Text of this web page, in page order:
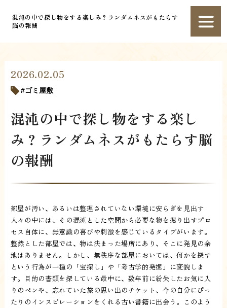
混沌の中で探し物をする楽しみ？ランダムネスがもたらす
脳の報酬
2026.02.05
ゴミ屋敷
混沌の中で探し物をする楽し
み？ランダムネスがもたらす脳
の報酬
部屋が汚い、あるいは整理されていない環境に安らぎを見出す
人々の中には、その混沌とした空間から必要な物を掘り出すプロ
セス自体に、無意識の喜びや刺激を感じているタイプがいます。
整然とした部屋では、物は決まった場所にあり、そこに発見の余
地はありません。しかし、無秩序な部屋においては、何かを探す
という行為が一種の「宝探し」や「考古学的発掘」に変貌しま
す。目的の書類を探している最中に、数年前に紛失したお気に入
りのペンや、忘れていた旅の思い出のチケット、今の自分にぴっ
たりのインスピレーションをくれる古い書籍に出会う。このよう